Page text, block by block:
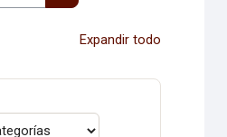
Buscar cursos
Expandir todo